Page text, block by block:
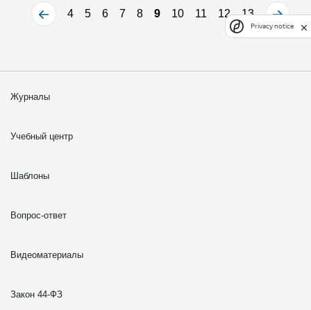
4 5 6 7 8 9 10 11 12 13
Журналы
Учебный центр
Шаблоны
Вопрос-ответ
Видеоматериалы
Закон 44-ФЗ
Privacy notice